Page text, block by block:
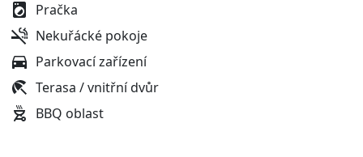
Pračka
Nekuřácké pokoje
Parkovací zařízení
Terasa / vnitřní dvůr
BBQ oblast